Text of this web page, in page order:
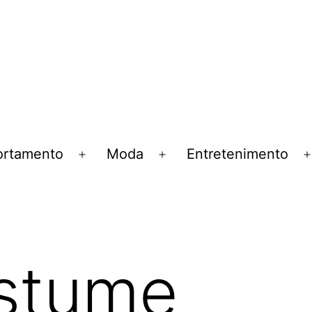
Abrir
Moda
Abrir
Entretenimento